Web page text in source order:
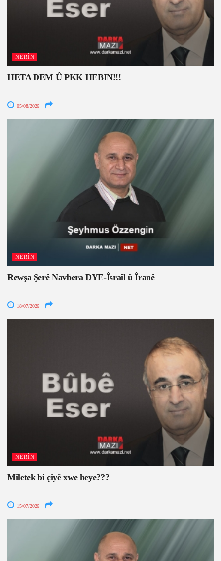
NERÎN
HETA DEM Û PKK HEBIN!!!
05/08/2026
NERÎN
Rewşa Şerê Navbera DYE-Îsraîl û Îranê
18/07/2026
NERÎN
Miletek bi çiyê xwe heye???
15/07/2026